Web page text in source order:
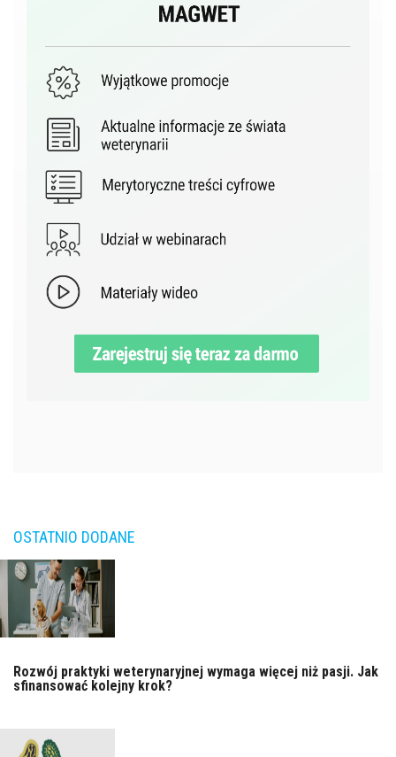
OSTATNIO DODANE
Rozwój praktyki weterynaryjnej wymaga więcej niż pasji. Jak
sfinansować kolejny krok?